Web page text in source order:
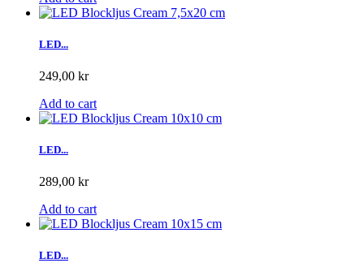
LED...
249,00 kr
Add to cart
LED...
289,00 kr
Add to cart
LED...